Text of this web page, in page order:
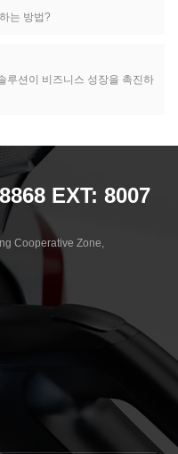
는 방법?
루션이 비즈니스 성장을 촉진하
EXT: 8007
Cooperative Zone,